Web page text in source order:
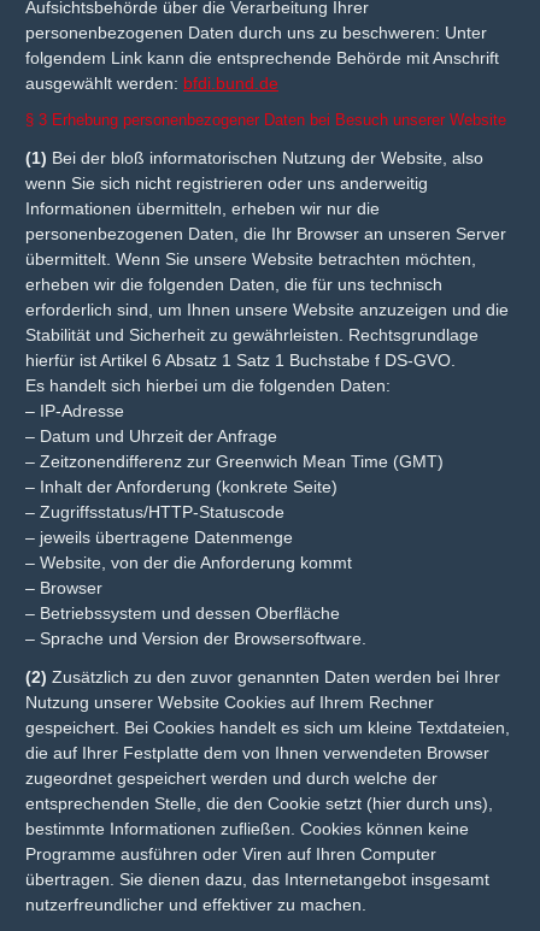
Aufsichtsbehörde über die Verarbeitung Ihrer
personenbezogenen Daten durch uns zu beschweren: Unter
folgendem Link kann die entsprechende Behörde mit Anschrift
ausgewählt werden: bfdi.bund.de
§ 3 Erhebung personenbezogener Daten bei Besuch unserer Website
(1) Bei der bloß informatorischen Nutzung der Website, also
wenn Sie sich nicht registrieren oder uns anderweitig
Informationen übermitteln, erheben wir nur die
personenbezogenen Daten, die Ihr Browser an unseren Server
übermittelt. Wenn Sie unsere Website betrachten möchten,
erheben wir die folgenden Daten, die für uns technisch
erforderlich sind, um Ihnen unsere Website anzuzeigen und die
Stabilität und Sicherheit zu gewährleisten. Rechtsgrundlage
hierfür ist Artikel 6 Absatz 1 Satz 1 Buchstabe f DS-GVO.
Es handelt sich hierbei um die folgenden Daten:
– IP-Adresse
– Datum und Uhrzeit der Anfrage
– Zeitzonendifferenz zur Greenwich Mean Time (GMT)
– Inhalt der Anforderung (konkrete Seite)
– Zugriffsstatus/HTTP-Statuscode
– jeweils übertragene Datenmenge
– Website, von der die Anforderung kommt
– Browser
– Betriebssystem und dessen Oberfläche
– Sprache und Version der Browsersoftware.
(2) Zusätzlich zu den zuvor genannten Daten werden bei Ihrer
Nutzung unserer Website Cookies auf Ihrem Rechner
gespeichert. Bei Cookies handelt es sich um kleine Textdateien,
die auf Ihrer Festplatte dem von Ihnen verwendeten Browser
zugeordnet gespeichert werden und durch welche der
entsprechenden Stelle, die den Cookie setzt (hier durch uns),
bestimmte Informationen zufließen. Cookies können keine
Programme ausführen oder Viren auf Ihren Computer
übertragen. Sie dienen dazu, das Internetangebot insgesamt
nutzerfreundlicher und effektiver zu machen.